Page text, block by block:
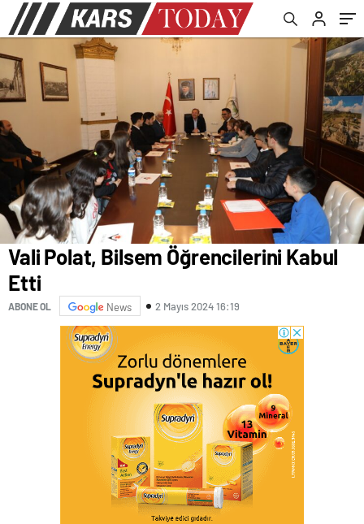
Vali Polat, Bilsem Öğrencilerini Kabul
Etti
ABONE OL News 2 Mayıs 2024 16:19